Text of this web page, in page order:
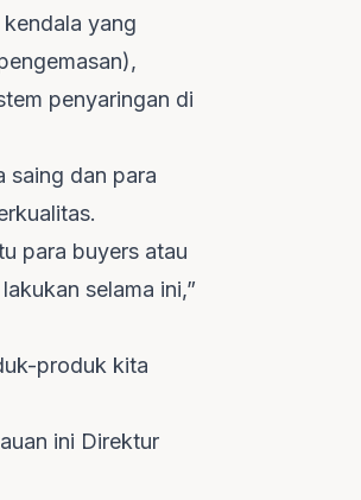
yang
penyaringan di
saing dan para
para buyers atau
selama ini,”
produk kita
ini Direktur